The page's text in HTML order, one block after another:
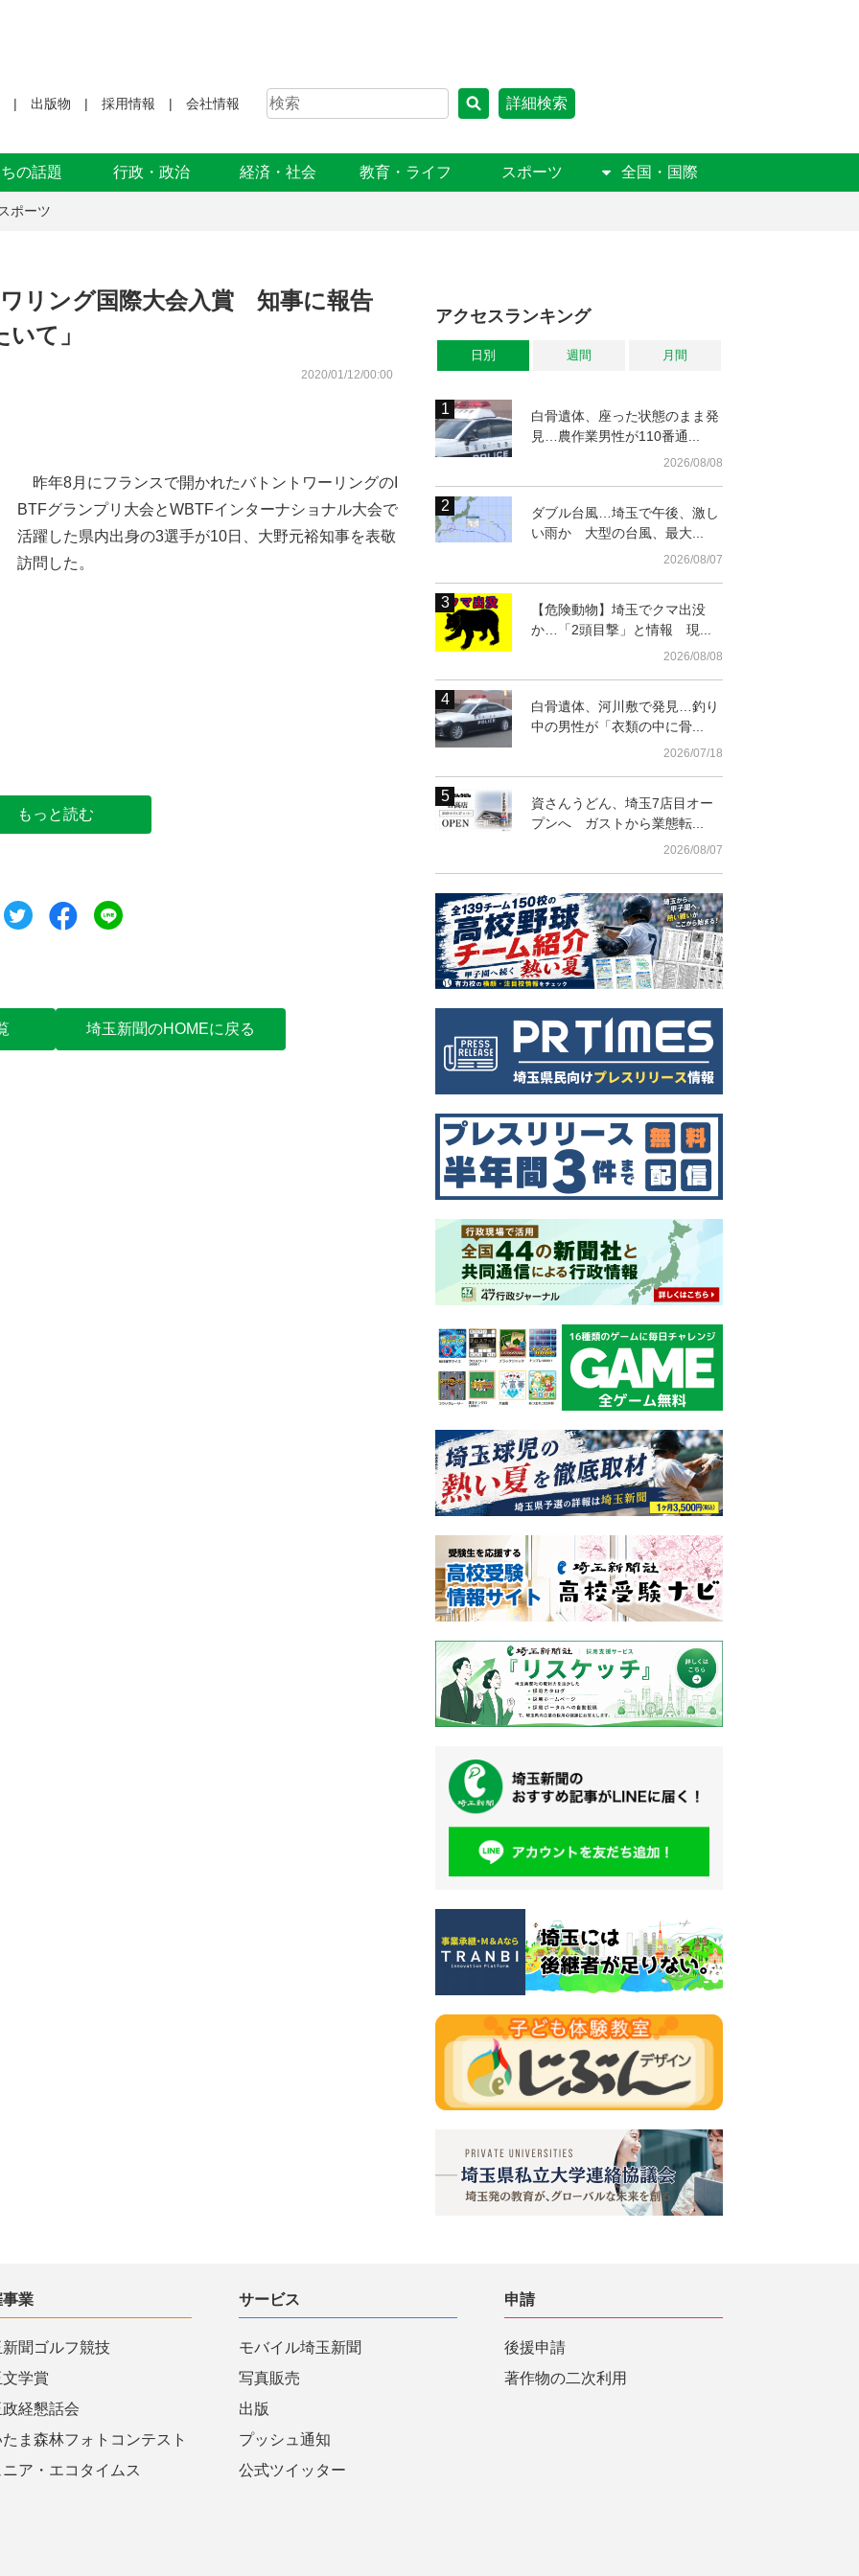
出版物 採用情報 会社情報 詳細検索
ちの話題 行政・政治 経済・社会 教育・ライフ スポーツ 全国・国際
ポーツ
リング国際大会入賞 知事に報告
て」
2020/01/12/00:00
昨年8月にフランスで開かれたバトントワーリングのI
BTFグランプリ大会とWBTFインターナショナル大会で
活躍した県内出身の3選手が10日、大野元裕知事を表敬
訪問した。
もっと読む
ツイートシェア
埼玉新聞のHOMEに戻る
アクセスランキング
日別 週間 月間
白骨遺体、座った状態のまま発
見…農作業男性が110番通...
2026/08/08
ダブル台風…埼玉で午後、激し
い雨か 大型の台風、最大...
2026/08/07
【危険動物】埼玉でクマ出没
か…「2頭目撃」と情報 現...
2026/08/08
白骨遺体、河川敷で発見…釣り
中の男性が「衣類の中に骨...
2026/07/18
資さんうどん、埼玉7店目オー
プンへ ガストから業態転...
2026/08/07
事業
聞ゴルフ競技
学賞
経懇話会
たま森林フォトコンテスト
ニア・エコタイムス
サービス
モバイル埼玉新聞
写真販売
出版
プッシュ通知
公式ツイッター
申請
後援申請
著作物の二次利用